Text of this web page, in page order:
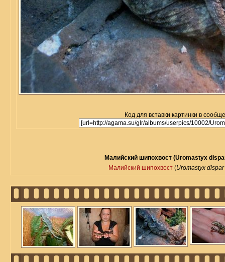
Код для вставки картинки в
Малийский шипохвост (Uromastyx
Малийский шипохвост (Uromastyx